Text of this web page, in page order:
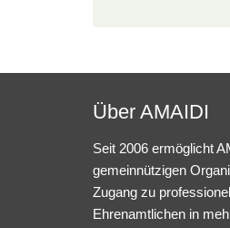
Über AMAIDI
Seit 2006 ermöglicht
gemeinnützigen
Zugang zu
Ehrenamtlichen in